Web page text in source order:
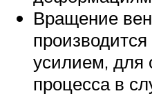
Вращение
усилием, для
процесса в